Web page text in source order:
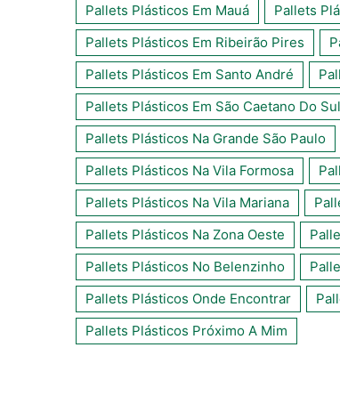
Pallets Plásticos Em Mauá
Pallets
Pallets Plásticos Em Ribeirão Pires
Pallets Plásticos Em Santo André
Pallets Plásticos Em São Caetano Do Sul
Pallets Plásticos Na Grande São Paulo
Pallets Plásticos Na Vila Formosa
Pallets Plásticos Na Vila Mariana
Pallets Plásticos Na Zona Oeste
Pallets Plásticos No Belenzinho
Pallets Plásticos Onde Encontrar
Pallets Plásticos Próximo A Mim